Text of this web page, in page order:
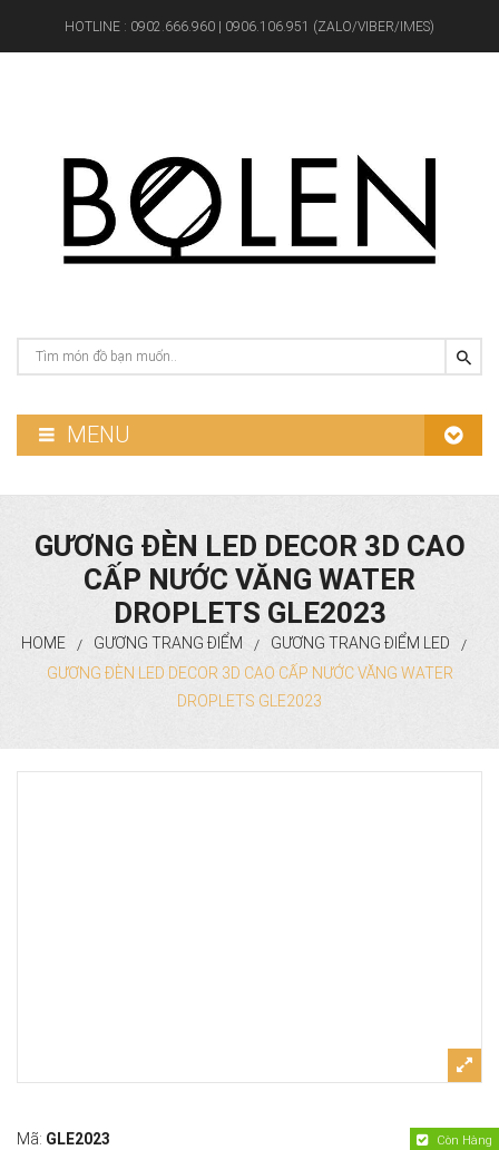
HOTLINE : 0902.666.960 | 0906.106.951 (ZALO/VIBER/IMES)
MENU
GƯƠNG NHÀ TẮM CỔ ĐIỂN
GƯƠNG PHÒNG TẮM HIỆN ĐẠI
GƯƠNG ĐÈN LED PHÒNG TẮM
PHỤ KIỆN PHÒNG TẮM
GƯƠNG ĐÈN LED DECOR 3D CAO
CẤP NƯỚC VĂNG WATER
DROPLETS GLE2023
HOME / GƯƠNG TRANG ĐIỂM / GƯƠNG TRANG ĐIỂM LED /
GƯƠNG ĐÈN LED DECOR 3D CAO CẤP NƯỚC VĂNG WATER
DROPLETS GLE2023
Mã: GLE2023 Còn Hàng